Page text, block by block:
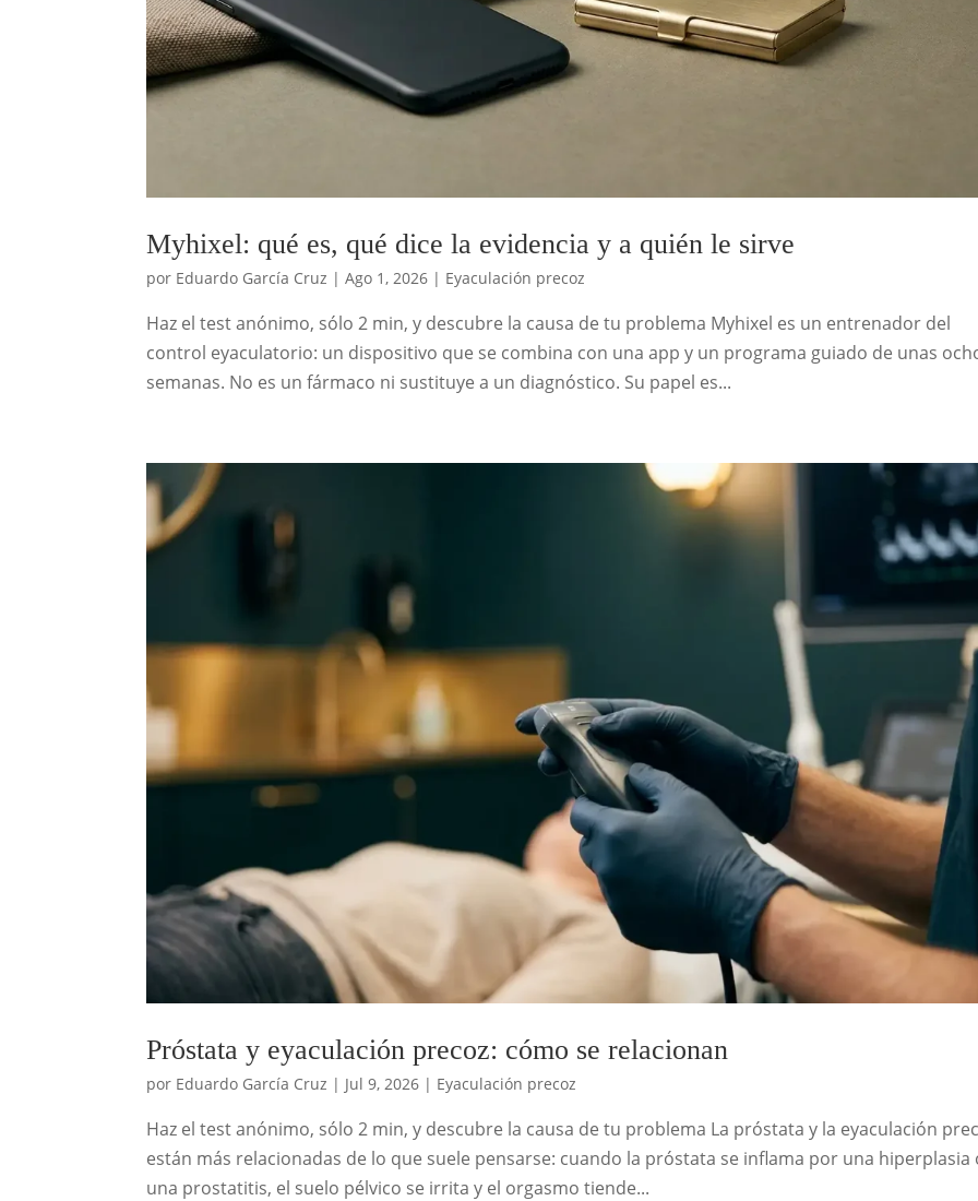
Myhixel: qué es, qué dice la evidencia y a quién le sirve
por Eduardo García Cruz |Ago 1, 2026 | Eyaculación precoz
Haz el test anónimo, sólo 2 min, y descubre la causa de tu problema Myhixel es un entrenador del
control eyaculatorio: un dispositivo que se combina con una app y un programa guiado de unas
semanas. No es un fármaco ni sustituye a un diagnóstico. Su papel es...
Próstata y eyaculación precoz: cómo se relacionan
por Eduardo García Cruz | Jul 9, 2026 | Eyaculación precoz
Haz el test anónimo, sólo 2 min, y descubre la causa de tu problema La próstata y la eyaculación
están más relacionadas de lo que suele pensarse: cuando la próstata se inflama por una hiperplasia
una prostatitis, el suelo pélvico se irrita y el orgasmo tiende...